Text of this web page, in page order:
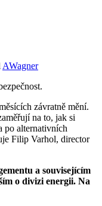
AWagner
závratně mění.
na to, jak si
po alternativních
Filip Varhol, director
a souvisejícím
o divizi energii. Na